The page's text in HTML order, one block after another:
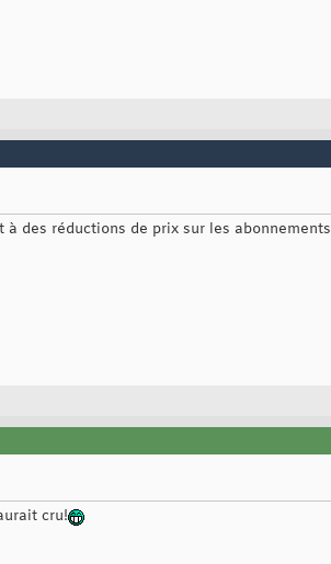
des réductions de prix sur les
cru!